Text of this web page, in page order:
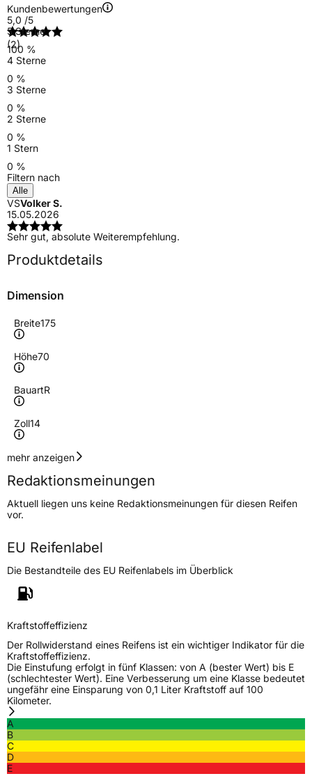
Kundenbewertungen
5,0 /5
(2)
5 Sterne
100 %
4 Sterne
0 %
3 Sterne
0 %
2 Sterne
0 %
1 Stern
0 %
Filtern nach
Alle
VSVolker S.
15.05.2026
Sehr gut, absolute Weiterempfehlung.
Produktdetails
Dimension
Breite175
Höhe70
BauartR
Zoll14
Geschwindigkeitsindex
Höchstgeschwindigkeit
190 km/h
Lastindex84
Höchstlast500 kg
Generelle Merkmale
Fahrzeugtyp
VerwendungGanzjahresreifen
ModellnameAll Season
FahrzeugartPKW & SUV
Weitere Eigenschaften
SchlauchtypTL
ZustandNeureifen
mehr anzeigen
Redaktionsmeinungen
Aktuell liegen uns keine Redaktionsmeinungen für diesen Reifen
vor.
EU Reifenlabel
Die Bestandteile des EU Reifenlabels im Überblick
Kraftstoffeffizienz
Der Rollwiderstand eines Reifens ist ein wichtiger Indikator für die
Kraftstoffeffizienz.
Die Einstufung erfolgt in fünf Klassen: von A (bester Wert) bis E
(schlechtester Wert). Eine Verbesserung um eine Klasse bedeutet
ungefähr eine Einsparung von 0,1 Liter Kraftstoff auf 100
Kilometer.
A
B
C
D
E